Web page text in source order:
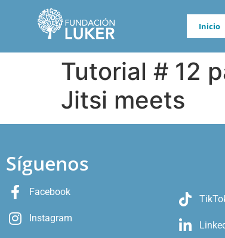
Inicio
Tutorial # 12
Jitsi meets
Síguenos
Facebook
Instagram